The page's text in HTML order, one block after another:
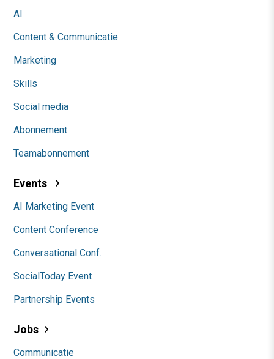
AI
Content & Communicatie
Marketing
Skills
Social media
Abonnement
Teamabonnement
Events
AI Marketing Event
Content Conference
Conversational Conf.
SocialToday Event
Partnership Events
Jobs
Communicatie